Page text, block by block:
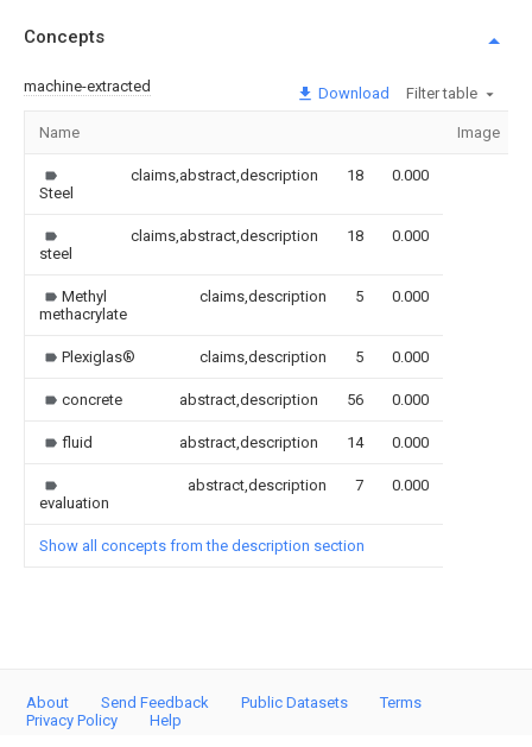
Concepts
machine-extracted Download Filter table
Name Image
Steel
claims,abstract,description 18 0.000
steel
claims,abstract,description 18 0.000
Methyl
methacrylate
claims,description 5 0.000
Plexiglas® claims,description 5 0.000
concrete abstract,description 56 0.000
fluid abstract,description 14 0.000
evaluation
abstract,description 7 0.000
Show all concepts from the description section
About Send Feedback Public Datasets
Terms
Privacy Policy
Help